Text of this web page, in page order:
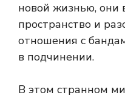
новой жизнью, они
пространство и
отношения с
в подчинении.
В этом странном